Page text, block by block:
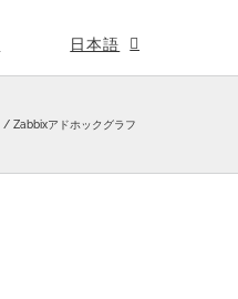
日本語
Zabbixアドホックグラフ